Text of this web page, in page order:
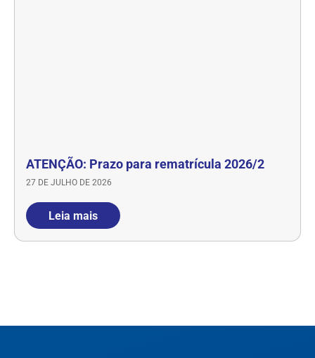
ATENÇÃO: Prazo para rematrícula 2026/2
27 DE JULHO DE 2026
Leia mais